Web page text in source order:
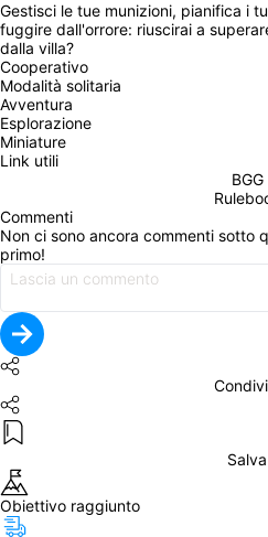
Gestisci le tue munizioni, pianifica i
fuggire dall'orrore: riuscirai a
dalla villa?
Cooperativo
Modalità solitaria
Avventura
Esplorazione
Miniature
Link utili
BGG
Commenti
Non ci sono ancora commenti sotto
primo!
Salva
Obiettivo raggiunto